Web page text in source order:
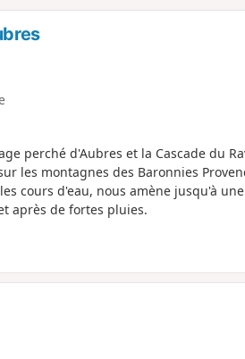
perché d'Aubres et la Cascade du
les montagnes des Baronnies
cours d'eau, nous amène jusqu'à
après de fortes pluies.